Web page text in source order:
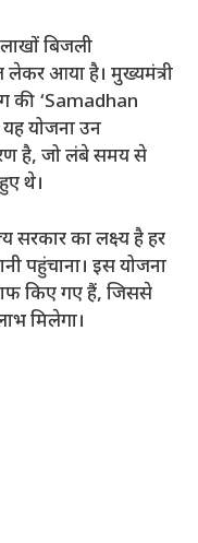
बिजली
आया है। मुख्यमंत्री
की ‘Samadhan
योजना उन
है, जो लंबे समय से
थे।
सरकार का लक्ष्य है हर
पहुंचाना। इस योजना
किए गए हैं, जिससे
मिलेगा।